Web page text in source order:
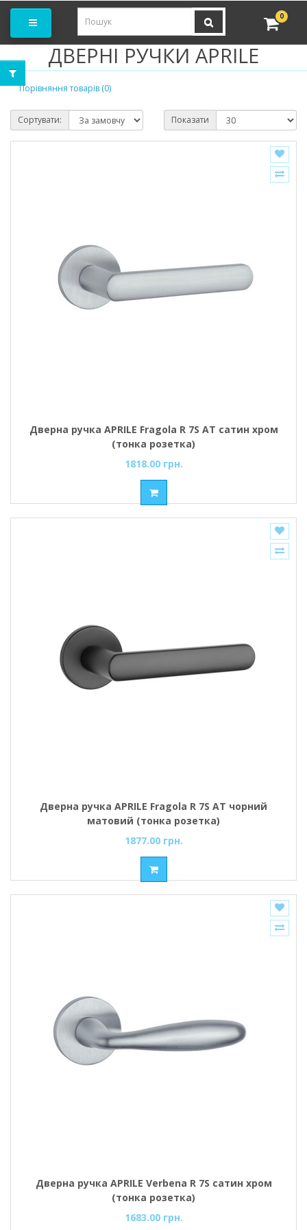
0
ДВЕРНІ РУЧКИ APRILE
Порівняння товарів (0)
Сортувати: Показати
Дверна ручка APRILE Fragola R 7S AT сатин хром
(тонка розетка)
1818.00 грн.
Дверна ручка APRILE Fragola R 7S AT чорний
матовий (тонка розетка)
1877.00 грн.
Дверна ручка APRILE Verbena R 7S сатин хром
(тонка розетка)
1683.00 грн.